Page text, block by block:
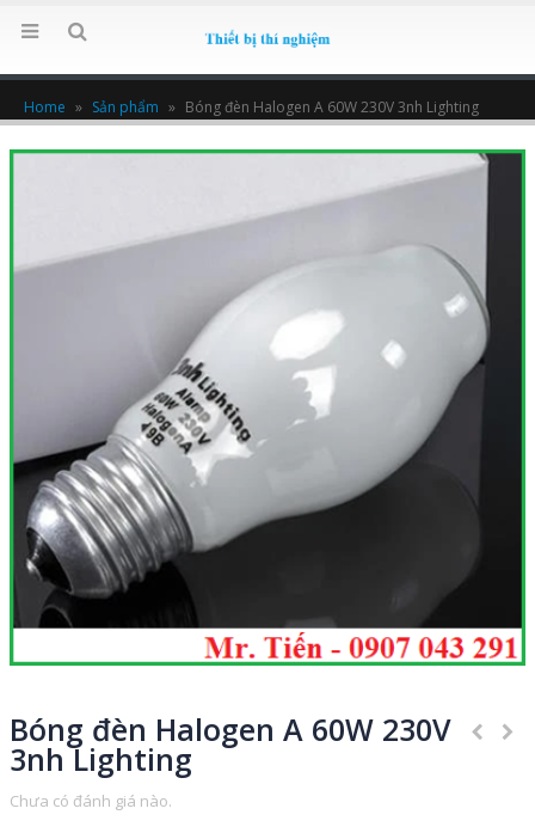
Home » Sản phẩm » Bóng đèn Halogen A 60W 230V 3nh Lighting
Bóng đèn Halogen A 60W 230V
3nh Lighting
Chưa có đánh giá nào.